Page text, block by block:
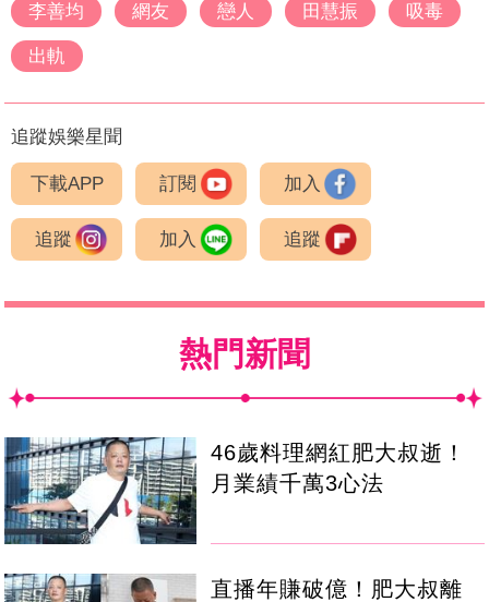
李善均
網友 戀人 田慧振 吸毒
出軌
追蹤娛樂星聞
下載APP 訂閱 加入
追蹤 加入 追蹤
熱門新聞
46歲料理網紅肥大叔逝！
月業績千萬3心法
直播年賺破億！肥大叔離